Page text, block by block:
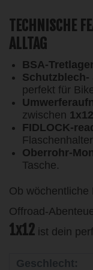
TECHNISCHE
ALLTAG
BSA-
Schutzblech-
perfekt für
zwischen
FIDLOCK-
Oberrohr-
Tasche.
Ob wöchentliche
Offroad-
1x12 ist dein
Geschlecht: